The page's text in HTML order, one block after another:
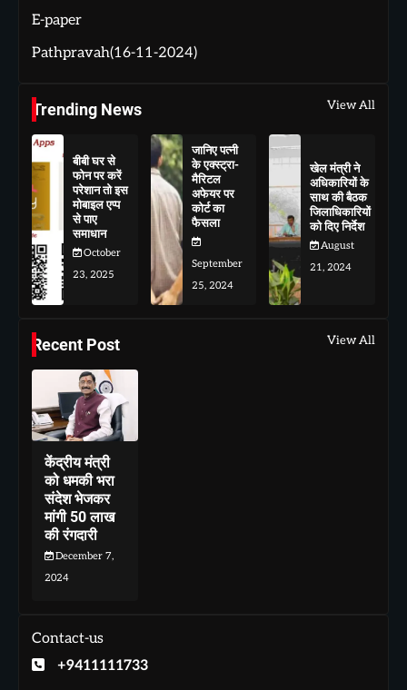
E-paper
Pathpravah(16-11-2024)
Trending News View All
बीबी घर से
फोन पर करें
परेशान तो इस
मोबाइल एप्प
से पाए
समाधान
October
23, 2025
जानिए पत्नी
के एक्स्ट्रा-
मैरिटल
अफेयर पर
कोर्ट का
फैसला
September
25, 2024
खेल मंत्री ने
अधिकारियों के
साथ की बैठक
जिलाधिकारियों
को दिए निर्देश
August
21, 2024
Recent Post View All
केंद्रीय मंत्री
को धमकी भरा
संदेश भेजकर
मांगी 50 लाख
की रंगदारी
December 7,
2024
Contact-us
+9411111733